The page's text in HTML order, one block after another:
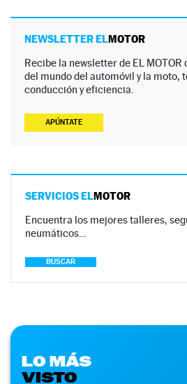
NEWSLETTER ELMOTOR
Recibe la newsletter de EL
del mundo del automóvil y la moto,
conducción y eficiencia.
APÚNTATE
SERVICIOS ELMOTOR
Encuentra los mejores talleres,
neumáticos…
BUSCAR
LO MÁS
VISTO